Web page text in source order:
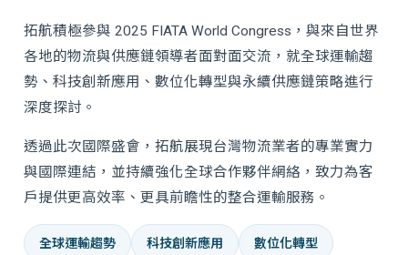
拓航積極參與 2025 FIATA World Congress，與來自世界
各地的物流與供應鏈領導者面對面交流，就全球運輸趨
勢、科技創新應用、數位化轉型與永續供應鏈策略進行
深度探討。
透過此次國際盛會，拓航展現台灣物流業者的專業實力
與國際連結，並持續強化全球合作夥伴網絡，致力為客
戶提供更高效率、更具前瞻性的整合運輸服務。
全球運輸趨勢 科技創新應用 數位化轉型